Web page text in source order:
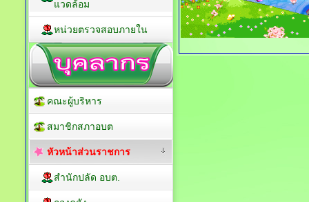
แวดล้อม
หน่วยตรวจสอบภายใน
คณะผู้บริหาร
สมาชิกสภาอบต
หัวหน้าส่วนราชการ
สำนักปลัด อบต.